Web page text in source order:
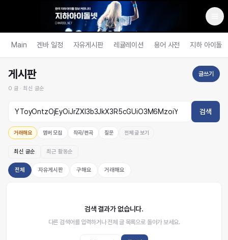
Main 겐바 일정 자유게시판 레귤레이션 용어 사전 지하 아이돌
게시판
0 글 ·최신 글순
글쓰기
검색
거래해요 멤버 모집 작곡/편곡 질문 전체 글 보기
최신 글순 최근 활동순
전체 자유게시판 구해요 거래해요
검색 결과가 없습니다.
다른 검색어를 입력하거나 전체 글 목록으로 돌아가 보세요.